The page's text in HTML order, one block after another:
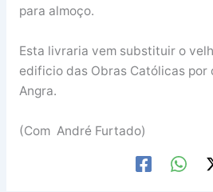
para almoço.
Esta livraria vem substituir o
edificio das Obras Católicas por
Angra.
(Com André Furtado)